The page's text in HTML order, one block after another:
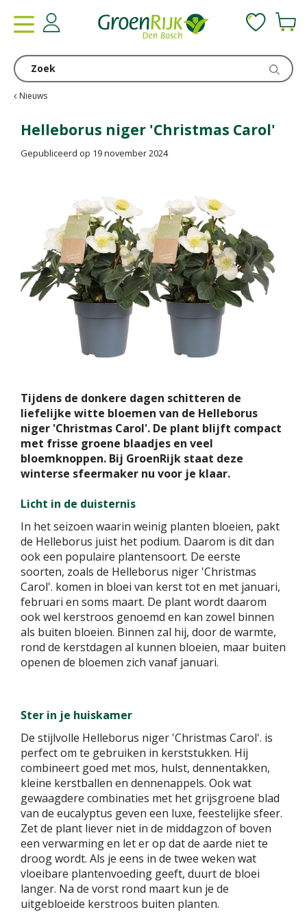
Nieuws
Helleborus niger 'Christmas Carol'
Gepubliceerd op 19 november 2024
Tijdens de donkere dagen schitteren de
liefelijke witte bloemen van de Helleborus
niger 'Christmas Carol'. De plant blijft compact
met frisse groene blaadjes en veel
bloemknoppen. Bij GroenRijk staat deze
winterse sfeermaker nu voor je klaar.
Licht in de duisternis
In het seizoen waarin weinig planten bloeien, pakt
de Helleborus juist het podium. Daarom is dit dan
ook een populaire plantensoort. De eerste
soorten, zoals de Helleborus niger 'Christmas
Carol'. komen in bloei van kerst tot en met januari,
februari en soms maart. De plant wordt daarom
ook wel kerstroos genoemd en kan zowel binnen
als buiten bloeien. Binnen zal hij, door de warmte,
rond de kerstdagen al kunnen bloeien, maar buiten
openen de bloemen zich vanaf januari.
Ster in je huiskamer
De stijlvolle Helleborus niger 'Christmas Carol'. is
perfect om te gebruiken in kerststukken. Hij
combineert goed met mos, hulst, dennentakken,
kleine kerstballen en dennenappels. Ook wat
gewaagdere combinaties met het grijsgroene blad
van de eucalyptus geven een luxe, feestelijke sfeer.
Zet de plant liever niet in de middagzon of boven
een verwarming en let er op dat de aarde niet te
droog wordt. Als je eens in de twee weken wat
vloeibare plantenvoeding geeft, duurt de bloei
langer. Na de vorst rond maart kun je de
uitgebloeide kerstroos buiten planten.